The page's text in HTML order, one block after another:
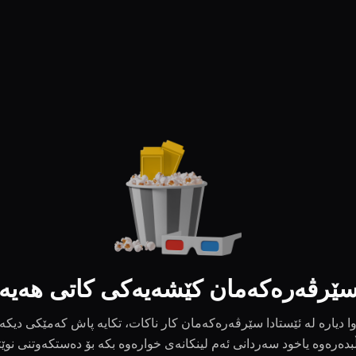
کێشەیەکی کاتی
وا دیارە لە ئێستادا سێرڤەرەکەمان کار ناکات، تکایە پاش کەمێکی دیکە
یاخود سەردانی ئەم لینکانەی خوارەوە بکە بۆ دەستکەوتنی